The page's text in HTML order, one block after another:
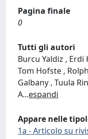
Pagina finale
0
Tutti gli autori
Burcu Yaldiz , Erdi
Tom Hofste ,
Galbany , Tuula
A...espandi
Appare nelle
1a - Articolo su